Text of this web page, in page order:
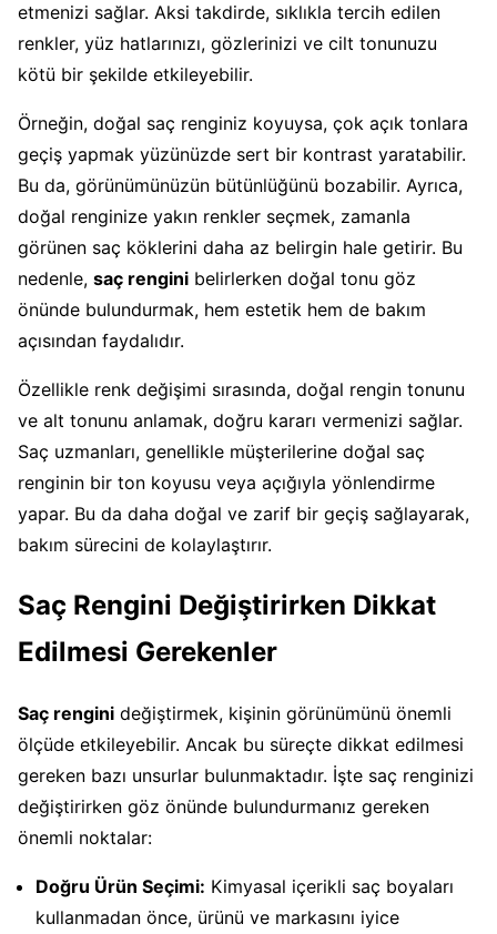
etmenizi sağlar. Aksi takdirde, sıklıkla tercih edilen
renkler, yüz hatlarınızı, gözlerinizi ve cilt tonunuzu
kötü bir şekilde etkileyebilir.
Örneğin, doğal saç renginiz koyuysa, çok açık tonlara
geçiş yapmak yüzünüzde sert bir kontrast yaratabilir.
Bu da, görünümünüzün bütünlüğünü bozabilir. Ayrıca,
doğal renginize yakın renkler seçmek, zamanla
görünen saç köklerini daha az belirgin hale getirir. Bu
nedenle, saç rengini belirlerken doğal tonu göz
önünde bulundurmak, hem estetik hem de bakım
açısından faydalıdır.
Özellikle renk değişimi sırasında, doğal rengin tonunu
ve alt tonunu anlamak, doğru kararı vermenizi sağlar.
Saç uzmanları, genellikle müşterilerine doğal saç
renginin bir ton koyusu veya açığıyla yönlendirme
yapar. Bu da daha doğal ve zarif bir geçiş sağlayarak,
bakım sürecini de kolaylaştırır.
Saç Rengini Değiştirirken Dikkat
Edilmesi Gerekenler
Saç rengini değiştirmek, kişinin görünümünü önemli
ölçüde etkileyebilir. Ancak bu süreçte dikkat edilmesi
gereken bazı unsurlar bulunmaktadır. İşte saç renginizi
değiştirirken göz önünde bulundurmanız gereken
önemli noktalar:
Doğru Ürün Seçimi: Kimyasal içerikli saç boyaları
kullanmadan önce, ürünü ve markasını iyice